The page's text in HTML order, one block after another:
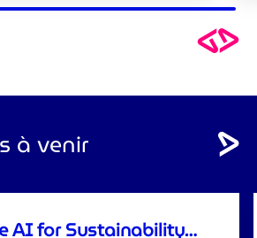
à venir
AI for Sustainability